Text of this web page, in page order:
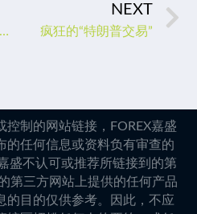
2024年美国总统大选的“终极猜想”
NEXT
疯狂的“特朗普交易”
制的网站链接，FOREX嘉盛
的任何信息或资料负有审查的
盛不认可或推荐所链接到的第
第三方网站上提供的任何产品
的目的仅供参考。因此，不应